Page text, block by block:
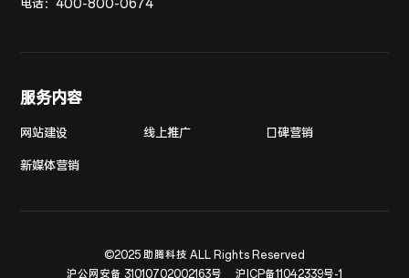
电话：400-800-0674
服务内容
网站建设 线上推广 口碑营销
新媒体营销
©2025 助腾科技 ALL Rights Reserved
沪公网安备 31010702002163号
沪ICP备11042339号-1